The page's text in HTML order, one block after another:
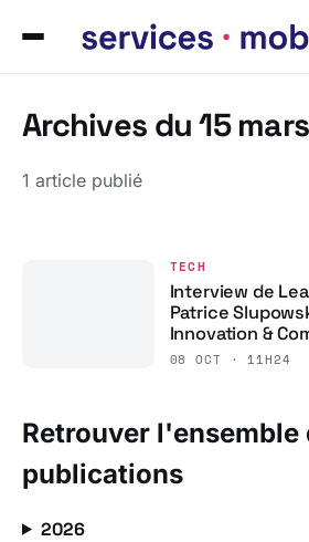
Archives du 15
1 article publié
TECH
Interview de
Patrice
Innovation &
08 OCT · 11H24
Retrouver l'ensemble
publications
2026